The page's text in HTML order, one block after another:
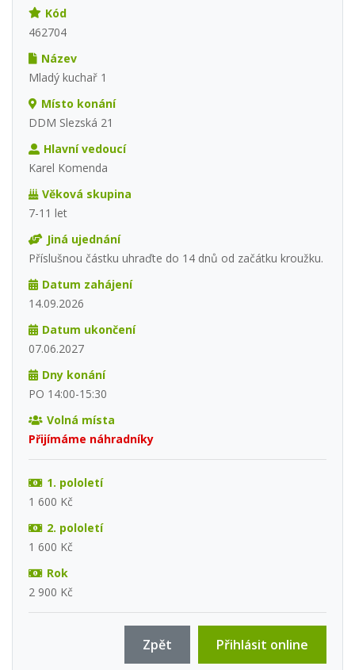
Kód
462704
Název
Mladý kuchař 1
Místo konání
DDM Slezská 21
Hlavní vedoucí
Karel Komenda
Věková skupina
7-11 let
Jiná ujednání
Příslušnou částku uhraďte do 14 dnů od začátku kroužku.
Datum zahájení
14.09.2026
Datum ukončení
07.06.2027
Dny konání
PO 14:00-15:30
Volná místa
Přijímáme náhradníky
1. pololetí
1 600 Kč
2. pololetí
1 600 Kč
Rok
2 900 Kč
Přihlásit online
Zpět